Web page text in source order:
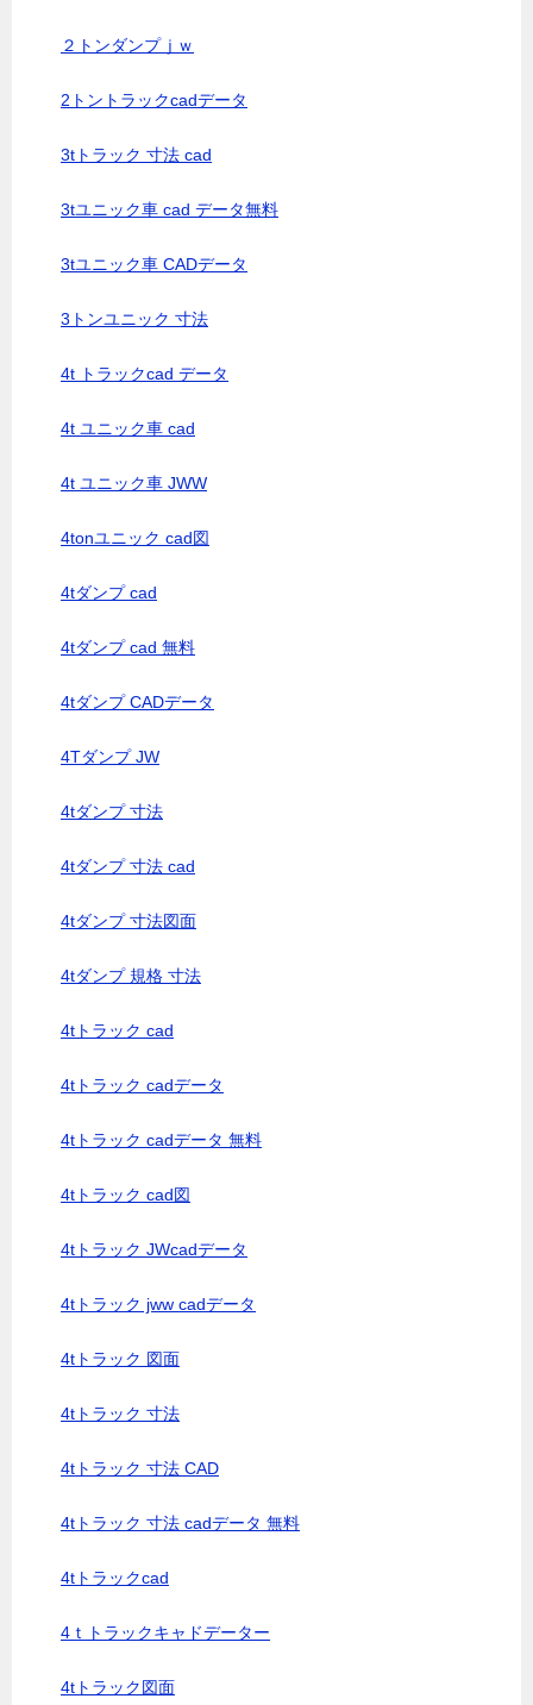
２トンダンプｊｗ
2トントラックcadデータ
3tトラック 寸法 cad
3tユニック車 cad データ無料
3tユニック車 CADデータ
3トンユニック 寸法
4t トラックcad データ
4t ユニック車 cad
4t ユニック車 JWW
4tonユニック cad図
4tダンプ cad
4tダンプ cad 無料
4tダンプ CADデータ
4Tダンプ JW
4tダンプ 寸法
4tダンプ 寸法 cad
4tダンプ 寸法図面
4tダンプ 規格 寸法
4tトラック cad
4tトラック cadデータ
4tトラック cadデータ 無料
4tトラック cad図
4tトラック JWcadデータ
4tトラック jww cadデータ
4tトラック 図面
4tトラック 寸法
4tトラック 寸法 CAD
4tトラック 寸法 cadデータ 無料
4tトラックcad
4ｔトラックキャドデーター
4tトラック図面